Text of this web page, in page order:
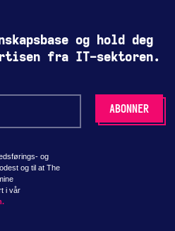
og hold deg
fra IT-sektoren.
og
og til at The
i vår